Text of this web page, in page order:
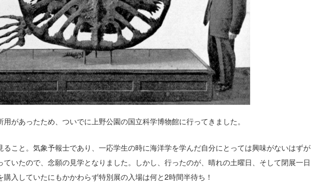
があったため、ついでに上野公園の国立科学博物館に行ってきました。
ること。気象予報士であり、一応学生の時に海洋学を学んだ自分にとっては興味がないはずが
いたので、念願の見学となりました。しかし、行ったのが、晴れの土曜日、そして閉展一日
入していたにもかかわらず特別展の入場は何と2時間半待ち！